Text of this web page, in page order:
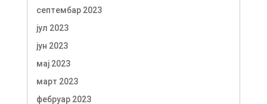
септембар 2023
јул 2023
јун 2023
мај 2023
март 2023
фебруар 2023